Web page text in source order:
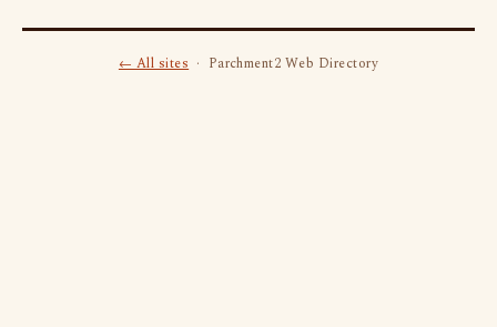
← All sites· Parchment2 Web Directory